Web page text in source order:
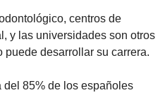
centros de
y las universidades son otros
puede desarrollar su carrera.
del 85% de los españoles